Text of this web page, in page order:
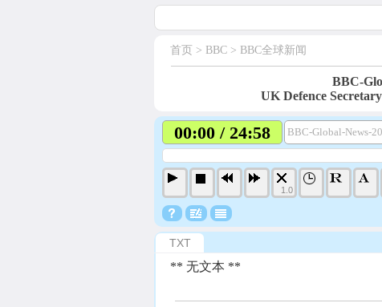
首页 > BBC > BBC全球新闻
BBC-
UK Defence
00:00 / 24:58 BBC-Global-News-
1.0
TXT
** 无文本 **